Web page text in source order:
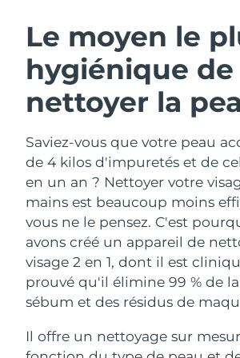
Le moyen le
hygiénique de
nettoyer la
Saviez-vous que votre peau
de 4 kilos d'impuretés et de
en un an ? Nettoyer votre
mains est beaucoup moins
vous ne le pensez. C'est
avons créé un appareil de
visage 2 en 1, dont il est
prouvé qu'il élimine 99 % de
sébum et des résidus de
Il offre un nettoyage sur
Nettoyage du visage
Anti-aging massage
LUNA™ 4 Plus
Massage, LED heating
LUNA™ 4 Men
For men, anti-aging
Lifting
Microcurrent toning
BEAR™ 2 go
Microcurrent toning
BEAR™ 2 eyes &
Microcurrent line
Hydratation
UFO™ 3 coffret
Deep facial hydration
UFO™ 3 LED
Near-infrared and red
device
Soin
issa™ 4
Hybrid silicone sonic
issa™ 4 plus
FAQ™ TRAITEMENT ANTI-
Anti-âge
NEW
Autriche Livraison
Bahreïn Livraison
Belgique Livraison
Bermudes Livraison
Bosnie-Herzégovine Livraison
Bulgarie Livraison
Canada Livraison